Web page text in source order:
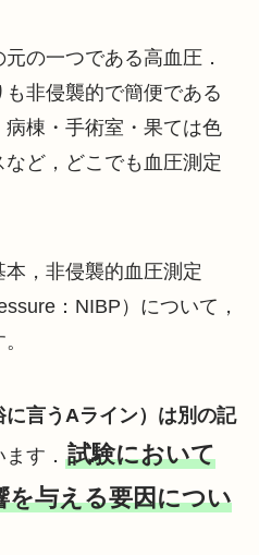
の一つである高血圧．
非侵襲的で簡便である
棟・手術室・果ては色
ど，どこでも血圧測定
，非侵襲的血圧測定
：NIBP）について，
言うAライン）は別の記
す． 試験において
を与える要因につい